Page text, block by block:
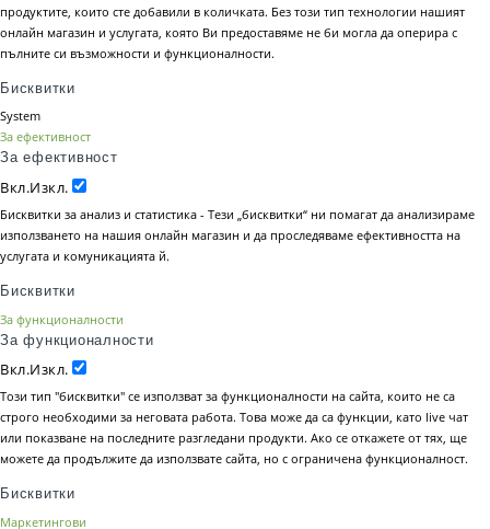
продуктите, които сте добавили в количката. Без този тип технологии нашият
онлайн магазин и услугата, която Ви предоставяме не би могла да оперира с
пълните си възможности и функционалности.
Бисквитки
System
За ефективност
За ефективност
Вкл.Изкл.
Бисквитки за анализ и статистика - Тези „бисквитки“ ни помагат да анализираме
използването на нашия онлайн магазин и да проследяваме ефективността на
услугата и комуникацията й.
Бисквитки
За функционалности
За функционалности
Вкл.Изкл.
Този тип "бисквитки" се използват за функционалности на сайта, които не са
строго необходими за неговата работа. Това може да са функции, като live чат
или показване на последните разгледани продукти. Ако се откажете от тях, ще
можете да продължите да използвате сайта, но с ограничена функционалност.
Бисквитки
Маркетингови